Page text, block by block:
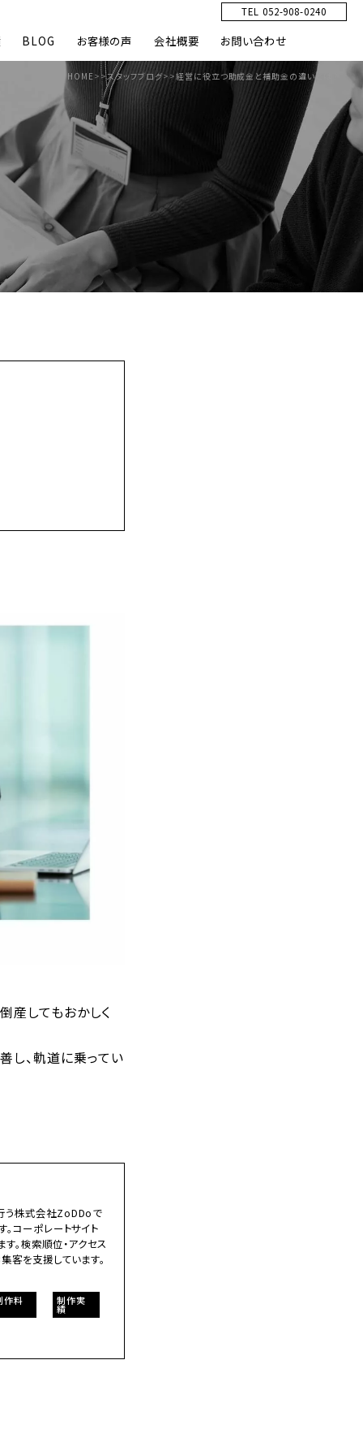
BLOG お客様の声 会社概要 お問い合わせ
TEL 052-908-0240
HOME>>スタッフブログ>>経営に役立つ助成金と補助金の違いとは？
産してもおかしく
し、軌道に乗ってい
う株式会社ZoDDoで
コーポレートサイト
。検索順位・アクセス
客を支援しています。
作料 制作実
績